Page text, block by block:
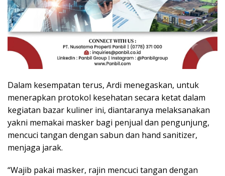
Dalam kesempatan terus, Ardi menegaskan, untuk
menerapkan protokol kesehatan secara ketat dalam
kegiatan bazar kuliner ini, diantaranya melaksanakan
yakni memakai masker bagi penjual dan pengunjung,
mencuci tangan dengan sabun dan hand sanitizer,
menjaga jarak.
“Wajib pakai masker, rajin mencuci tangan dengan